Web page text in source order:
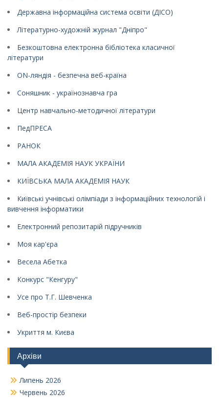
Державна інформаційна система освіти (ДІСО)
Літературно-художній журнал "Дніпро"
Безкоштовна електронна бібліотека класичної
літератури
ON-ляндія - безпечна веб-країна
Соняшник - українознавча гра
Центр навчально-методичної літератури
ПедПРЕСА
РАНОК
МАЛА АКАДЕМІЯ НАУК УКРАЇНИ
КИЇВСЬКА МАЛА АКАДЕМІЯ НАУК
Київські учнівські олімпіади з інформаційних технологій і
вивчення інформатики
Електронний репозитарій підручників
Моя кар'єра
Весела Абетка
Конкурс "Кенгуру"
Усе про Т.Г. Шевченка
Веб-простір безпеки
Укриття м. Києва
Архіви
Липень 2026
Червень 2026